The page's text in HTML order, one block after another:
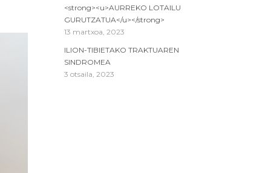
<strong><u>AURREKO LOTAILU
GURUTZATUA</u></strong>
13 martxoa, 2023
ILION-TIBIETAKO TRAKTUAREN
SINDROMEA
3 otsaila, 2023